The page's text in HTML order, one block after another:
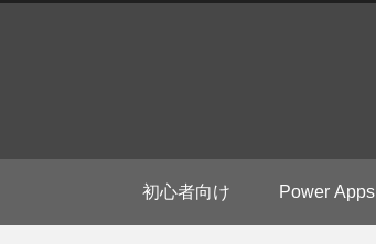
初心者向け Power Apps